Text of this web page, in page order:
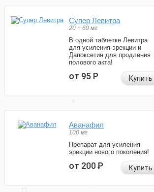
Супер Левитра
20 + 60 мг
В одной таблетке Левитра
для усиления эрекции и
Дапоксетин для продления
полового акта!
от 95Р Купить
Аванафил
100 мг
Препарат для усиления
эрекции нового поколения!
от 200Р Купить